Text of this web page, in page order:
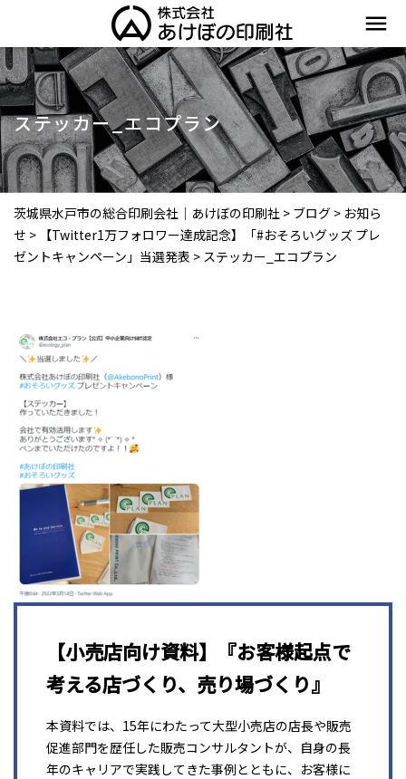
menu
ステッカー_エコプラン
茨城県水戸市の総合印刷会社｜あけぼの印刷社 > ブログ > お知ら
せ > 【Twitter1万フォロワー達成記念】「#おそろいグッズ プレ
ゼントキャンペーン」当選発表 > ステッカー_エコプラン
【小売店向け資料】『お客様起点で
考える店づくり、売り場づくり』
本資料では、15年にわたって大型小売店の店長や販売
促進部門を歴任した販売コンサルタントが、自身の長
年のキャリアで実践してきた事例とともに、お客様に